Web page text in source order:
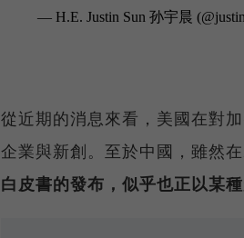
從近期的消息來看，美國在對
企業與新創。至於中國，雖然
白皮書的發布，似乎也正以某